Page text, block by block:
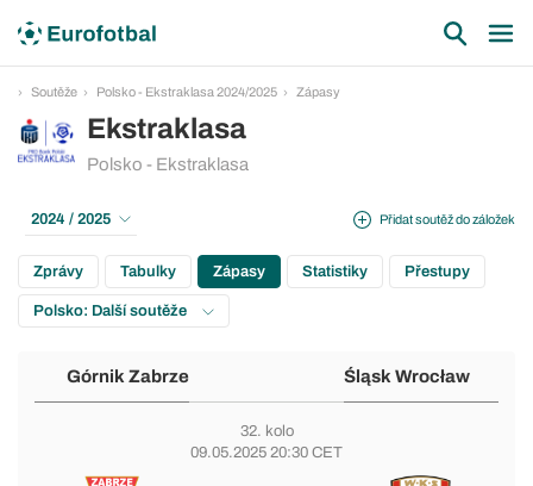
Soutěže Polsko - Ekstraklasa 2024/2025 Zápasy
Ekstraklasa
Polsko - Ekstraklasa
Přidat soutěž do záložek
2024 / 2025
Zprávy Tabulky Zápasy Statistiky Přestupy
Polsko: Další soutěže
Górnik Zabrze Śląsk Wrocław
32. kolo
09.05.2025 20:30 CET